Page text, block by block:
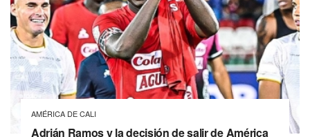
AMÉRICA DE CALI
Adrián Ramos y la decisión de salir de América